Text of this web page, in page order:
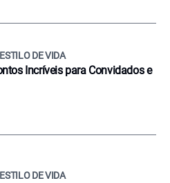
DE VIDA
Incríveis para Convidados e
DE VIDA